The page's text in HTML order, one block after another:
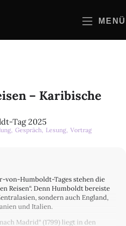
MENÜ
– Karibische
Tag 2025
Gespräch, Lesung, Vortrag
von-Humboldt-Tages stehen die
Reisen“. Denn Humboldt bereiste
sondern auch England,
und Italien.
Madrid“ (1799) liegt in den